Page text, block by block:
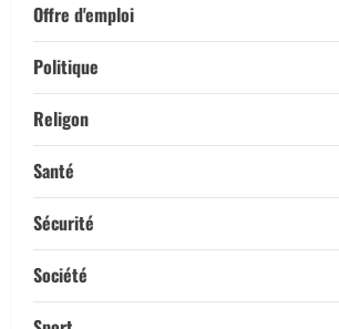
Offre d'emploi
Politique
Religon
Santé
Sécurité
Société